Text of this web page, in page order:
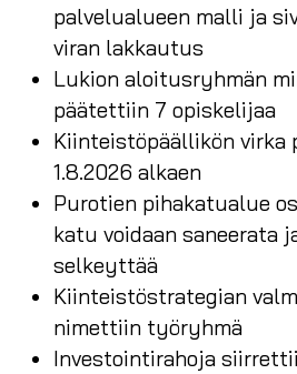
palvelualueen malli ja
viran lakkautus
Lukion aloitusryhmän
päätettiin 7 opiskelijaa
Kiinteistöpäällikön
1.8.2026 alkaen
Purotien pihakatualue
katu voidaan saneerata
selkeyttää
Kiinteistöstrategian
nimettiin työryhmä
Investointirahoja